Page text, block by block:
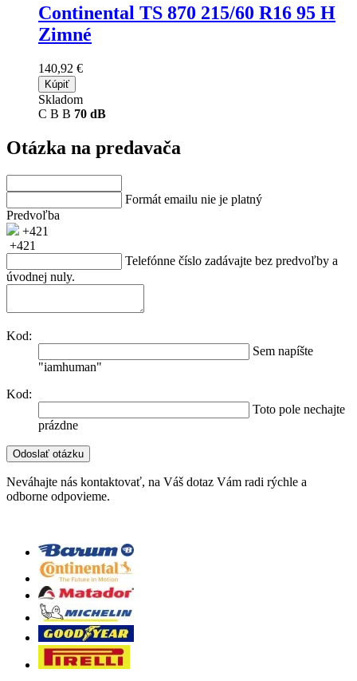
Continental TS 870 215/60 R16 95 H
Zimné
140,92 €
Kúpiť
Skladom
C B B 70 dB
Otázka na predavača
Formát emailu nie je platný
Predvoľba
+421
+421
Telefónne číslo zadávajte bez predvoľby a
úvodnej nuly.
Kod:
Sem napíšte
"iamhuman"
Kod:
Toto pole nechajte
prázdne
Neváhajte nás kontaktovať, na Váš dotaz Vám radi rýchle a
odborne odpovieme.